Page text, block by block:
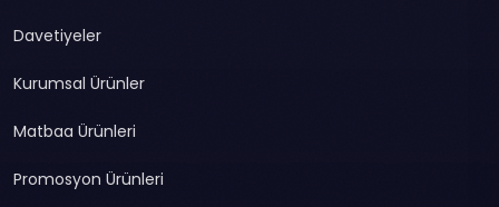
Davetiyeler
Kurumsal Ürünler
Matbaa Ürünleri
Promosyon Ürünleri